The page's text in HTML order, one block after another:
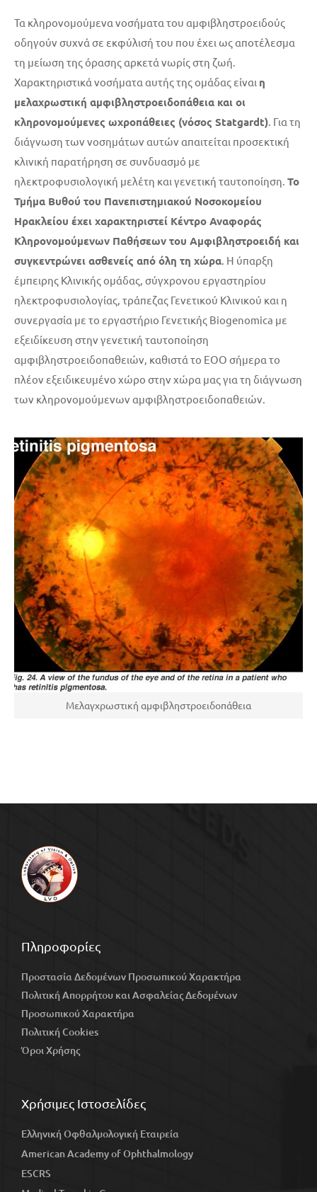
Τα κληρονομούμενα νοσήματα του αμφιβληστροειδούς
οδηγούν συχνά σε εκφύλισή του που έχει ως αποτέλεσμα
τη μείωση της όρασης αρκετά νωρίς στη ζωή.
Χαρακτηριστικά νοσήματα αυτής της ομάδας είναι η
μελαχρωστική αμφιβληστροειδοπάθεια και οι
κληρονομούμενες ωχροπάθειες (νόσος Statgardt). Για τη
διάγνωση των νοσημάτων αυτών απαιτείται προσεκτική
κλινική παρατήρηση σε συνδυασμό με
ηλεκτροφυσιολογική μελέτη και γενετική ταυτοποίηση. Το
Τμήμα Βυθού του Πανεπιστημιακού Νοσοκομείου
Ηρακλείου έχει χαρακτηριστεί Κέντρο Αναφοράς
Κληρονομούμενων Παθήσεων του Αμφιβληστροειδή και
συγκεντρώνει ασθενείς από όλη τη χώρα. Η ύπαρξη
έμπειρης Κλινικής ομάδας, σύγχρονου εργαστηρίου
ηλεκτροφυσιολογίας, τράπεζας Γενετικού Κλινικού και η
συνεργασία με το εργαστήριο Γενετικής Biogenomica με
εξειδίκευση στην γενετική ταυτοποίηση
αμφιβληστροειδοπαθειών, καθιστά το ΕΟΟ σήμερα το
πλέον εξειδικευμένο χώρο στην χώρα μας για τη διάγνωση
των κληρονομούμενων αμφιβληστροειδοπαθειών.
Μελαγχρωστική αμφιβληστροειδοπάθεια
Πληροφορίες
Προστασία Δεδομένων Προσωπικού Χαρακτήρα
Πολιτική Απορρήτου και Ασφαλείας Δεδομένων
Προσωπικού Χαρακτήρα
Πολιτική Cookies
Όροι Χρήσης
Χρήσιμες Ιστοσελίδες
Ελληνική Οφθαλμολογική Εταιρεία
American Academy of Ophthalmology
ESCRS